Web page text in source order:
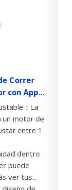
Correr
con App...
：La
un motor de
entre 1
dentro
puede
ver tus...